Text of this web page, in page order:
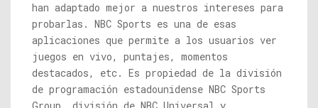
han adaptado mejor a nuestros intereses para
probarlas. NBC Sports es una de esas
aplicaciones que permite a los usuarios ver
juegos en vivo, puntajes, momentos
destacados, etc. Es propiedad de la división
de programación estadounidense NBC Sports